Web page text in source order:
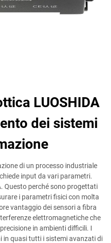
LUOSHIDA
dei sistemi
di un processo industriale
input da vari parametri.
Questo perché sono progettati
i parametri fisici con molta
vantaggio dei sensori a fibra
elettromagnetiche che
in ambienti difficili. I
in quasi tutti i sistemi avanzati di